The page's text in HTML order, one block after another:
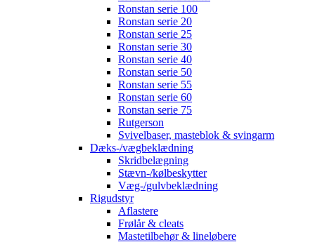
Ronstan serie 100
Ronstan serie 20
Ronstan serie 25
Ronstan serie 30
Ronstan serie 40
Ronstan serie 50
Ronstan serie 55
Ronstan serie 60
Ronstan serie 75
Rutgerson
Svivelbaser, masteblok & svingarm
Dæks-/vægbeklædning
Skridbelægning
Stævn-/kølbeskytter
Væg-/gulvbeklædning
Rigudstyr
Aflastere
Frølår & cleats
Mastetilbehør & lineløbere